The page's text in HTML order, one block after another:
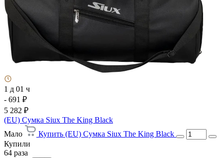
1 д 01 ч
- 691 ₽
5 282 ₽
(EU) Сумка Siux The King Black
Мало
Купить (EU) Сумка Siux The King Black
Купили
64 раза